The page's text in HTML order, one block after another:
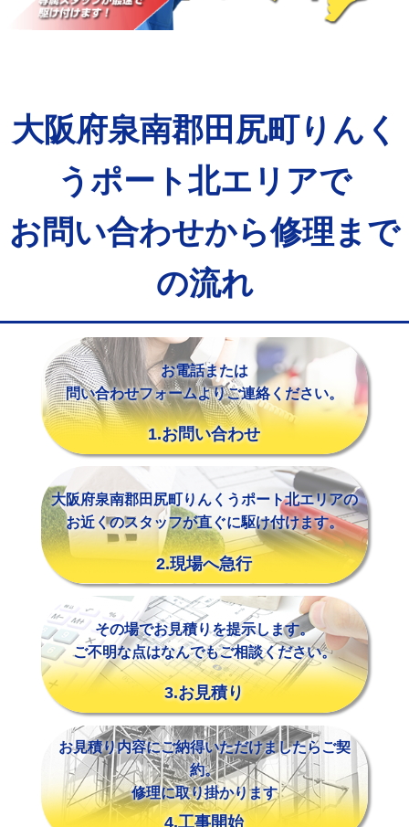
マス交換（土の掘削・埋め戻し作業）
コンクリート斫り（厚さ10㎝まで） 27,500円
コンクリート斫り（厚さ10㎝超え） 38,500円
モルタル補修（厚さ10㎝超え） 38,500円
※給水管工事は20mmまでの価格です。
大阪府泉南郡田尻町りんく
うポート北エリアで
お問い合わせから修理まで
の流れ
お電話または
問い合わせフォームよりご連絡ください。
1.お問い合わせ
大阪府泉南郡田尻町りんくうポート北エリアの
お近くのスタッフが直ぐに駆け付けます。
2.現場へ急行
その場でお見積りを提示します。
ご不明な点はなんでもご相談ください。
3.お見積り
お見積り内容にご納得いただけましたらご契
約。
修理に取り掛かります
4.工事開始